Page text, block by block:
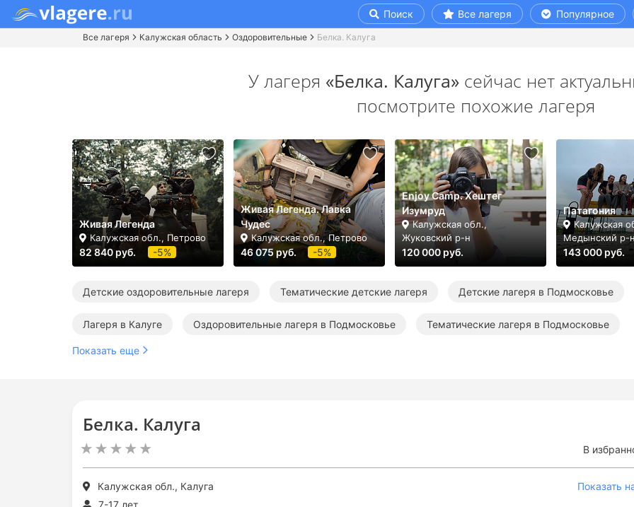
Поиск Все лагеря Популярное
Все лагеря Калужская область Оздоровительные Белка. Калуга
Белка. Калуга
В
Калужская обл., Калуга
Показать
7-17 лет
У лагеря «Белка. Калуга» сейчас нет
посмотрите похожие лагеря
Живая Легенда
Калужская обл., Петрово
82 840 руб. -5%
Живая Легенда. Лавка
Чудес
Калужская обл., Петрово
46 075 руб. -5%
Enjoy Camp. Хештег
Изумруд
Калужская обл.,
Жуковский р-н
120 000 руб.
Патагония
Калужская
Медынский р-н
143 000 руб.
Детские оздоровительные лагеря Тематические детские лагеря Детские лагеря в Подмосковье
Лагеря в Калуге Оздоровительные лагеря в Подмосковье Тематические лагеря в Подмосковье
Показать еще